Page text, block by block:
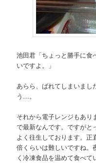
池田君「ちょっと勝手に食
いですよ。」
あらら、ばれてしまいま
う…。
それから電子レンジもあり
で最新なんです。ですがと
よく往生しております。正
倍くらいは難しいですね。
く冷凍食品を温めて食べて